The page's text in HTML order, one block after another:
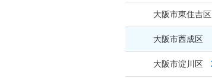
大阪市東住吉区
大阪市西成区
大阪市淀川区